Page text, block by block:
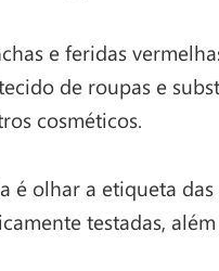
e feridas
de roupas e
cosméticos.
é olhar a etiqueta
testadas,